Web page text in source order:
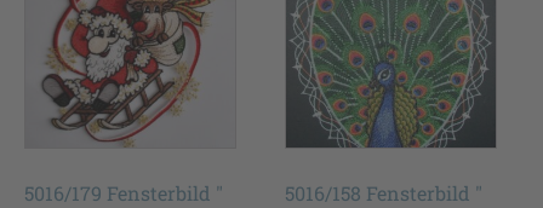
5016/179 Fensterbild "
5016/158 Fensterbild "